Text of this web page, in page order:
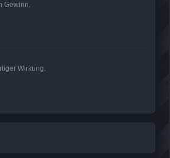
Gewinn.
Wirkung.